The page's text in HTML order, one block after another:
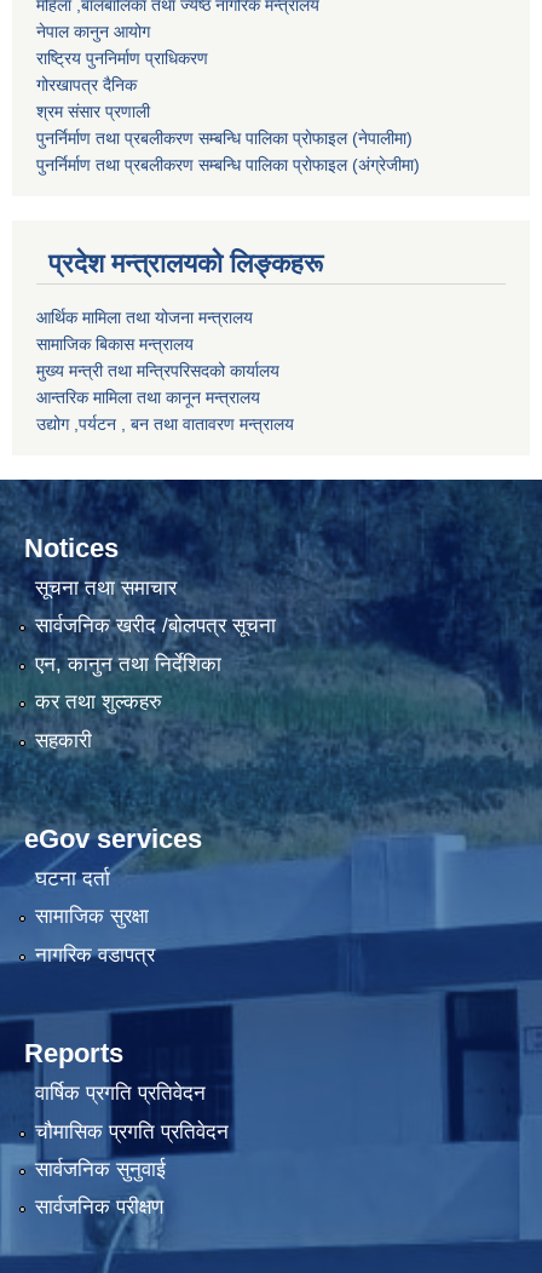
महिला ,बालबालिका तथा ज्येष्ठ नागरिक मन्त्रालय
नेपाल कानुन आयोग
राष्ट्रिय पुननिर्माण प्राधिकरण
गोरखापत्र दैनिक
श्रम संसार प्रणाली
पुनर्निर्माण तथा प्रबलीकरण सम्बन्धि पालिका प्राेफाइल (नेपालीमा)
पुनर्निर्माण तथा प्रबलीकरण सम्बन्धि पालिका प्राेफाइल(अंग्रेजीमा)
प्रदेश मन्त्रालयको लिङ्कहरू
आर्थिक मामिला तथा योजना मन्त्रालय
सामाजिक बिकास मन्त्रालय
मुख्य मन्त्री तथा मन्त्रिपरिसदको कार्यालय
आन्तरिक मामिला तथा कानून मन्त्रालय
उद्योग ,पर्यटन , बन तथा वातावरण मन्त्रालय
Notices
सूचना तथा समाचार
सार्वजनिक खरीद /बोलपत्र सूचना
एन, कानुन तथा निर्देशिका
कर तथा शुल्कहरु
सहकारी
eGov services
घटना दर्ता
सामाजिक सुरक्षा
नागरिक वडापत्र
Reports
वार्षिक प्रगति प्रतिवेदन
चौमासिक प्रगति प्रतिवेदन
सार्वजनिक सुनुवाई
सार्वजनिक परीक्षण